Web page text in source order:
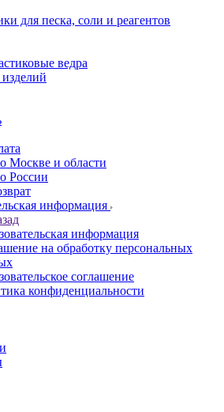
для песка, соли и реагентов
ведра
Москве и области
России
информация
информация
на обработку персональных
соглашение
конфиденциальности